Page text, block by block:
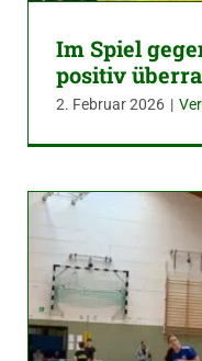
Im Spiel
positiv
2. Februar 2026 |